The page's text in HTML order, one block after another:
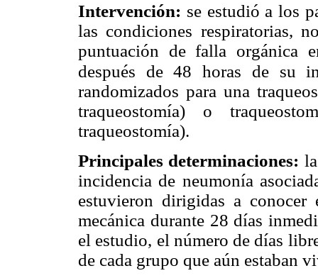
Intervención: se estudió a los
las condiciones respiratorias,
puntuación de falla orgánica
después de 48 horas de su
randomizados para una
traqueostomía) o
traqueostomía).
Principales determinaciones: la
incidencia de neumonía
estuvieron dirigidas a
mecánica durante 28 días
el estudio, el número de días
de cada grupo que aún estaban